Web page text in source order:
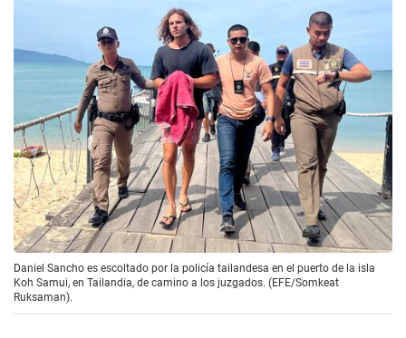
Daniel Sancho es escoltado por la policía tailandesa en el puerto de la isla
Koh Samui, en Tailandia, de camino a los juzgados. (EFE/Somkeat
Ruksaman).